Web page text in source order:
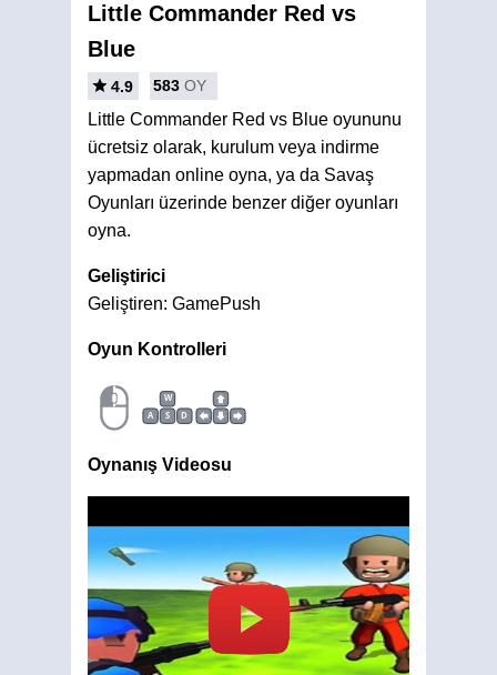
Little Commander Red vs
Blue
4.9 583 OY
Little Commander Red vs Blue oyununu
ücretsiz olarak, kurulum veya indirme
yapmadan online oyna, ya da Savaş
Oyunları üzerinde benzer diğer oyunları
oyna.
Geliştirici
Geliştiren: GamePush
Oyun Kontrolleri
W
A
S D
Oynanış Videosu